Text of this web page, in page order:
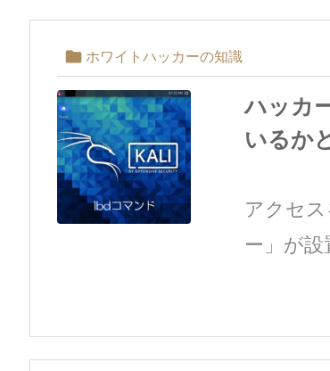
 ホワイトハッカーの知識
ハッカ
いるか
アクセ
ー」が